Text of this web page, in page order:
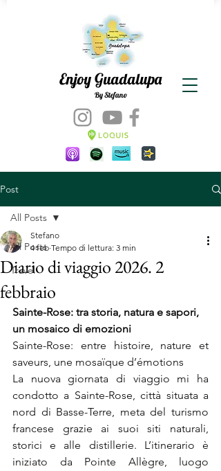
Enjoy Guadalupa
By Stefano
Post
All Posts
Travel
All Posts
Diario di viaggio 2026. 2
febbraio
Stefano
4 feb Tempo di lettura: 3 min
Sainte-Rose: tra storia, natura e sapori,
un mosaico di emozioni
Sainte-Rose: entre histoire, nature et
saveurs, une mosaïque d’émotions
La nuova giornata di viaggio mi ha
condotto a Sainte-Rose, città situata a
nord di Basse-Terre, meta del turismo
francese grazie ai suoi siti naturali,
storici e alle distillerie. L’itinerario è
iniziato da Pointe Allègre, luogo